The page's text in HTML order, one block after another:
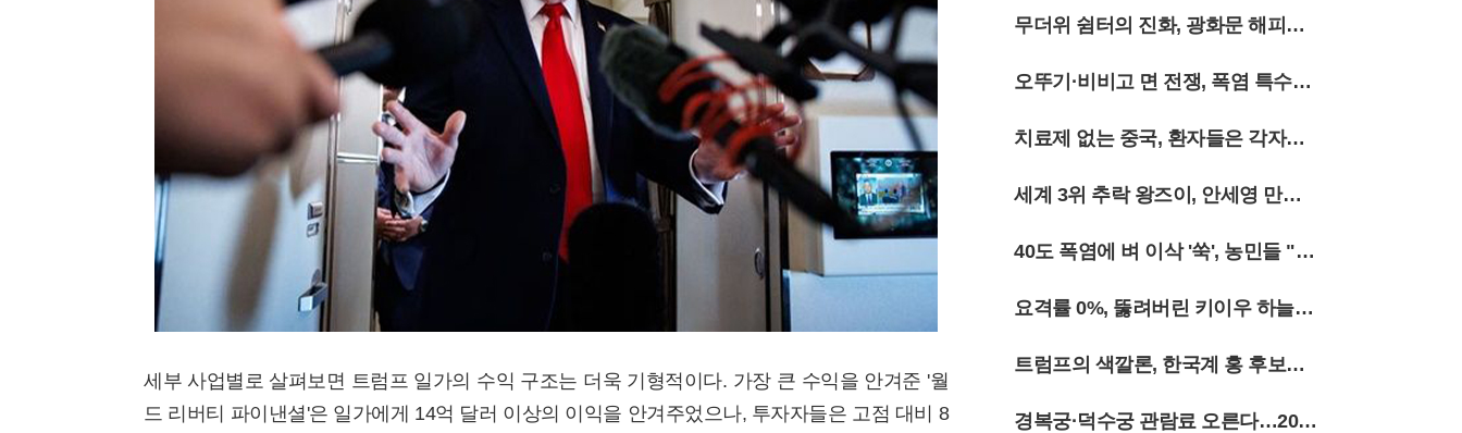
세부 사업별로 살펴보면 트럼프 일가의 수익 구조는 더욱 기형적이다. 가장 큰 수익을 안겨준 '월
드 리버티 파이낸셜'은 일가에게 14억 달러 이상의 이익을 안겨주었으나, 투자자들은 고점 대비 8
5분 먼저 입장할 수 있는 원더타임 제도를 시
올리고 있다.롯데호텔 월드의 이번 전략은
로 결합해 고객의 체류 시간을 극대화했다는
액티비티 패키지는 도심 속 휴양을 원하는
호텔 공식 홈페이지를 통한 간편한 예약 시
한 유인책이 될 것으로 전망된다.
무더위 쉼터의 진화, 광화문 해피소
이달 말까지 연장
오뚜기·비비고 면 전쟁, 폭염 특수에
매출 껑충
치료제 없는 중국, 환자들은 각자도
생 전쟁 중
세계 3위 추락 왕즈이, 안세영 만나
멘붕?
40도 폭염에 벼 이삭 '쑥', 농민들 "농
사 망쳤다"
요격률 0%, 뚫려버린 키이우 하늘
'처참'
트럼프의 색깔론, 한국계 홍 후보도
정조준
경복궁·덕수궁 관람료 오른다…20년